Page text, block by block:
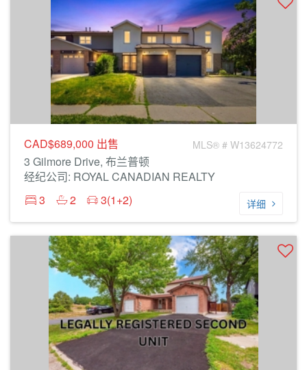
CAD$689,000 出售 MLS® # W13624772
3 Gilmore Drive, 布兰普顿
经纪公司: ROYAL CANADIAN REALTY
3
2 3(1+2) 详细